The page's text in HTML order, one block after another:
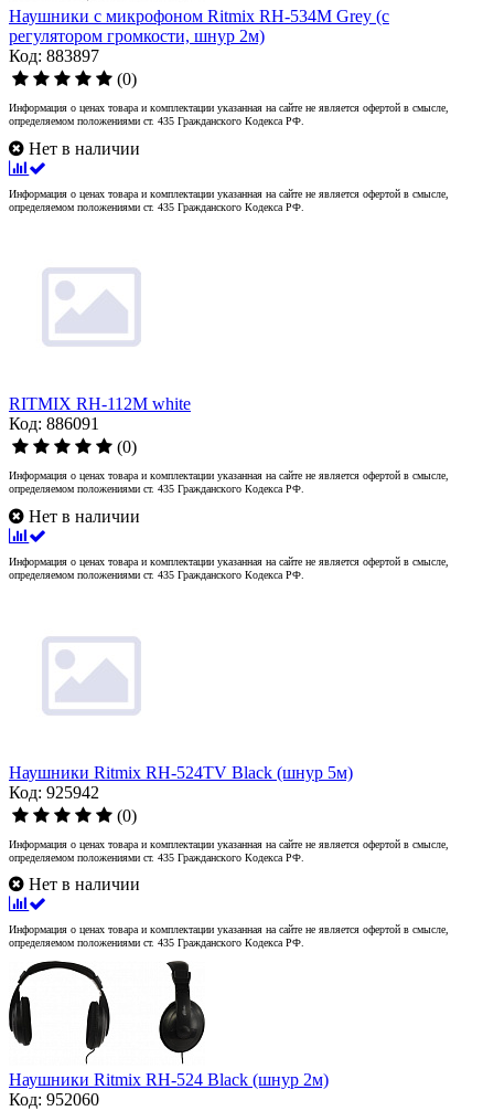
Наушники с микрофоном Ritmix RH-534M Grey (с
регулятором громкости, шнур 2м)
Код: 883897
(0)
Информация о ценах товара и комплектации указанная на сайте не является офертой в смысле,
определяемом положениями ст. 435 Гражданского Кодекса РФ.
Нет в наличии
Информация о ценах товара и комплектации указанная на сайте не является офертой в смысле,
определяемом положениями ст. 435 Гражданского Кодекса РФ.
RITMIX RH-112M white
Код: 886091
(0)
Информация о ценах товара и комплектации указанная на сайте не является офертой в смысле,
определяемом положениями ст. 435 Гражданского Кодекса РФ.
Нет в наличии
Информация о ценах товара и комплектации указанная на сайте не является офертой в смысле,
определяемом положениями ст. 435 Гражданского Кодекса РФ.
Наушники Ritmix RH-524TV Black (шнур 5м)
Код: 925942
(0)
Информация о ценах товара и комплектации указанная на сайте не является офертой в смысле,
определяемом положениями ст. 435 Гражданского Кодекса РФ.
Нет в наличии
Информация о ценах товара и комплектации указанная на сайте не является офертой в смысле,
определяемом положениями ст. 435 Гражданского Кодекса РФ.
Наушники Ritmix RH-524 Black (шнур 2м)
Код: 952060